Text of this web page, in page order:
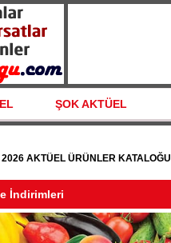
ŞOK AKTÜEL
AKTÜEL ÜRÜNLER KATALOĞU
İndirimleri